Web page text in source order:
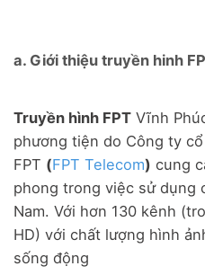
a. Giới thiệu truyền hinh
Truyền hình FPT Vĩnh
phương tiện do Công ty
FPT (FPT Telecom) cung
phong trong việc sử dụng
Nam. Với hơn 130 kênh
HD) với chất lượng hình
sống động